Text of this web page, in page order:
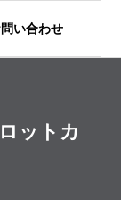
い合わせ
ットカ